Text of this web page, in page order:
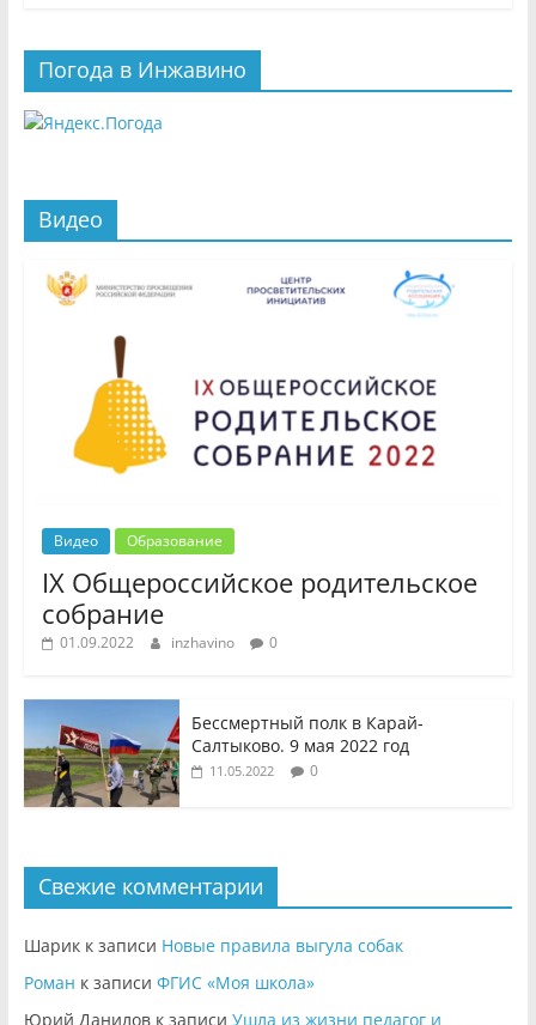
Погода в Инжавино
Видео
Видео Образование
IX Общероссийское родительское
собрание
01.09.2022 inzhavino 0
Бессмертный полк в Карай-
Салтыково. 9 мая 2022 год
11.05.2022 0
Свежие комментарии
Шарикк записи Новые правила выгула собак
Роман к записи ФГИС «Моя школа»
Юрий Даниловк записи Ушла из жизни педагог и